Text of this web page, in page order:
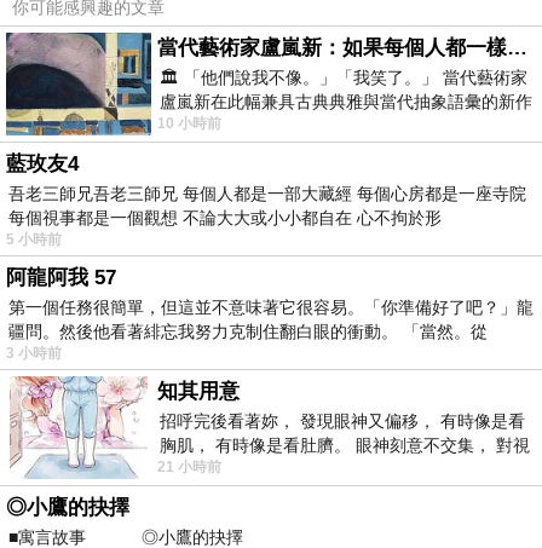
CHICA 超萌甜心 俏麗燙鑽貓咪T恤(共三色)
貓咪的慵懶
步調和撒嬌
時的可愛模
樣實在萌翻
了！！
你可能感興趣的文章
當代藝術家盧嵐新：如果每個人都一樣，這世界該有多無聊？
🏛️ 「他們說我不像。」「我笑了。」 當代藝術家
盧嵐新在此幅兼具古典典雅與當代抽象語彙的新作
中，以沈靜的藍色空間為背景，描繪了
10 小時前
藍玫友4
吾老三師兄吾老三師兄 每個人都是一部大藏經 每個心房都是一座寺院
每個視事都是一個觀想 不論大大或小小都自在 心不拘於形
5 小時前
阿龍阿我 57
第一個任務很簡單，但這並不意味著它很容易。「你準備好了吧？」龍
疆問。然後他看著緋忘我努力克制住翻白眼的衝動。 「當然。從
3 小時前
知其用意
招呼完後看著妳， 發現眼神又偏移， 有時像是看
胸肌， 有時像是看肚臍。 眼神刻意不交集， 對視
視線不對齊， 讓我很難不
21 小時前
◎小鷹的抉擇
■寓言故事 ◎小鷹的抉擇